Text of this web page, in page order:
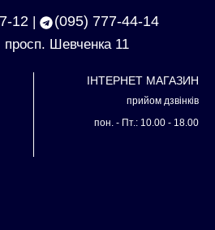
12 (095) 777-44-14
Шевченка 11
ІНТЕРНЕТ МАГАЗИН
прийом дзвінків
пон. - Пт.: 10.00 - 18.00